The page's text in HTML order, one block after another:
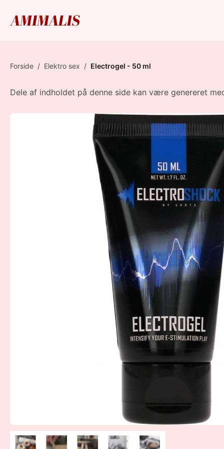
Forside / Elektro sex / Electrogel - 50 ml
Dele af indholdet på denne side kan være genereret